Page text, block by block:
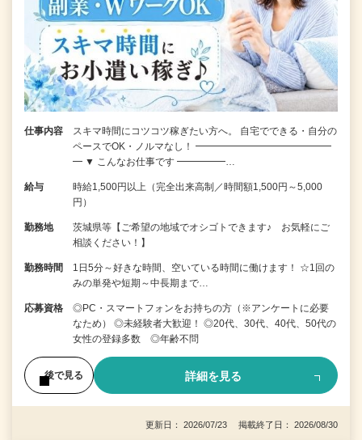
仕事内容
スキマ時間にコツコツ稼ぎたい方へ。 自宅でできる・自分の
ペースでOK・ノルマなし！ ━━━━━━━━━━━━━━
━ ▼ こんなお仕事です ━━━━━…
給与
時給1,500円以上（完全出来高制／時間額1,500円～5,000
円）
勤務地
茨城県等【ご希望の地域でオシゴトできます♪ お気軽にご
相談ください！】
勤務時間
1日5分～好きな時間、空いている時間に働けます！ ☆1回の
みの単発や短期～中長期まで…
応募資格
◎PC・スマートフォンをお持ちの方（※アンケートに必要
なため） ◎未経験者大歓迎！ ◎20代、30代、40代、50代の
女性の登録多数 ◎年齢不問
後で見る 詳細を見る
更新日： 2026/07/23 掲載終了日： 2026/08/30